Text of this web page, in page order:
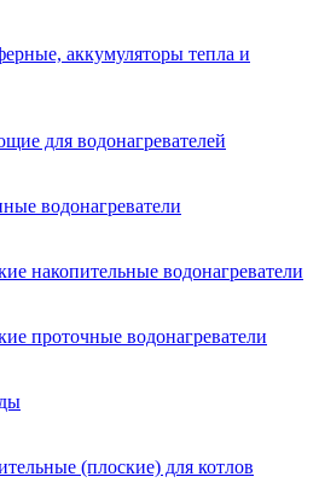
аккумуляторы тепла и
для водонагревателей
водонагреватели
накопительные водонагреватели
проточные водонагреватели
(плоские) для котлов